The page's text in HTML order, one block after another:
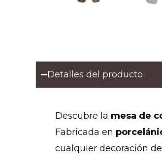
Detalles del producto
Descubre la mesa de
Fabricada en
cualquier decoración